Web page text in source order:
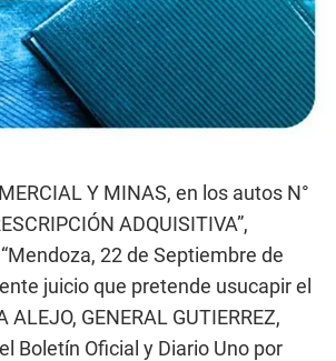
Y MINAS, en los autos N°
ADQUISITIVA”,
22 de Septiembre de
juicio que pretende usucapir el
GENERAL GUTIERREZ,
Boletín Oficial y Diario Uno por